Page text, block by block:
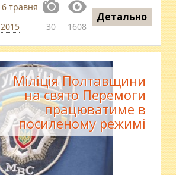
6 травня
2015
30 1608
Детально
Міліція Полтавщини
на свято Перемоги
працюватиме в
посиленому режимі